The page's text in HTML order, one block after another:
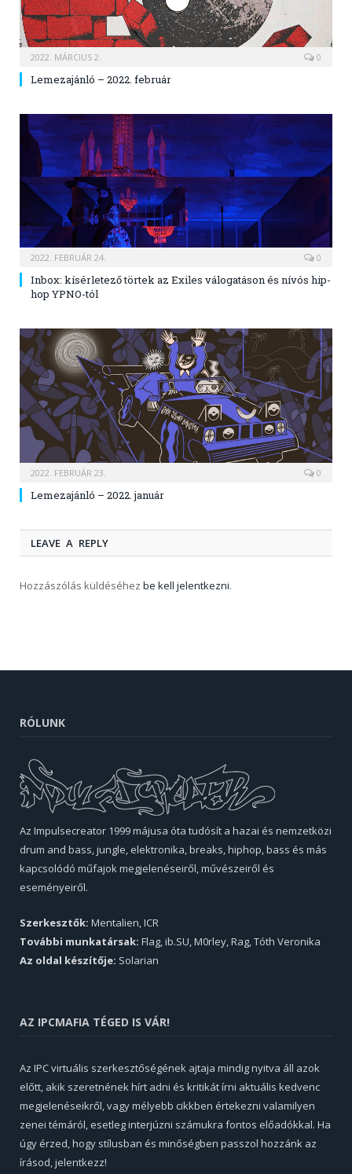
2022. MÁRCIUS 2. 0
Lemezajánló – 2022. február
2022. FEBRUÁR 24. 0
Inbox: kísérletező törtek az Exiles válogatáson és nívós hip-
hop YPNO-tól
2022. FEBRUÁR 23. 0
Lemezajánló – 2022. január
LEAVE A REPLY
Hozzászólás küldéséhez be kell jelentkezni.
RÓLUNK
Az Impulsecreator 1999 májusa óta tudósít a hazai és nemzetközi
drum and bass, jungle, elektronika, breaks, hiphop, bass és más
kapcsolódó műfajok megjelenéseiről, művészeiről és
eseményeiről.
Szerkesztők: Mentalien, ICR
További munkatársak: Flag, ib.SU, M0rley, Rag, Tóth Veronika
Az oldal készítője: Solarian
AZ IPCMAFIA TÉGED IS VÁR!
Az IPC virtuális szerkesztőségének ajtaja mindig nyitva áll azok
előtt, akik szeretnének hírt adni és kritikát írni aktuális kedvenc
megjelenéseikről, vagy mélyebb cikkben értekezni valamilyen
zenei témáról, esetleg interjúzni számukra fontos előadókkal. Ha
úgy érzed, hogy stílusban és minőségben passzol hozzánk az
írásod, jelentkezz!